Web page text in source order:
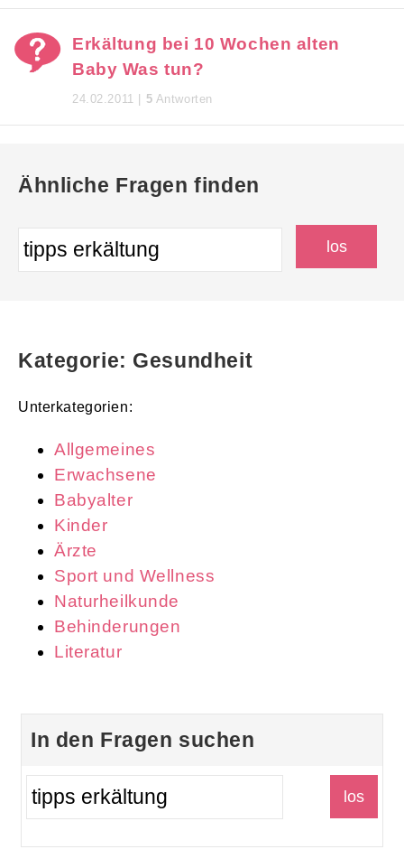
Erkältung bei 10 Wochen alten
Baby Was tun?
24.02.2011 | 5 Antworten
Ähnliche Fragen finden
Kategorie: Gesundheit
Unterkategorien:
Allgemeines
Erwachsene
Babyalter
Kinder
Ärzte
Sport und Wellness
Naturheilkunde
Behinderungen
Literatur
In den Fragen suchen